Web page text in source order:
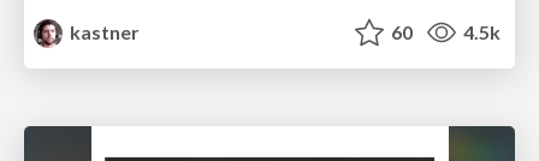
kastner
60 4.5k